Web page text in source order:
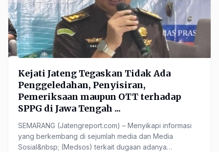
Kejati Jateng Tegaskan Tidak Ada
Penggeledahan, Penyisiran,
Pemeriksaan maupun OTT terhadap
SPPG di Jawa Tengah ...
SEMARANG (Jatengreport.com) – Menyikapi informasi
yang berkembang di sejumlah media dan Media
Sosial&nbsp; (Medsos) terkait dugaan adanya